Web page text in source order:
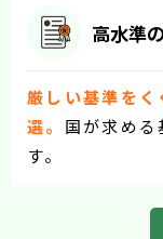
高水準
厳しい基準を
選。 国が求め
す。